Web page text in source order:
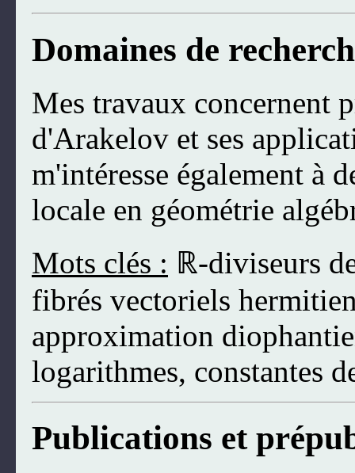
Domaines de
Mes travaux concernent
d'Arakelov et ses
m'intéresse également à
locale en géométrie
Mots clés : ℝ-diviseurs
fibrés vectoriels
approximation
logarithmes, constantes
Publications et